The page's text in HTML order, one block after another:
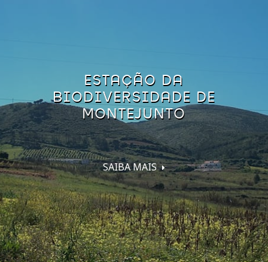
ESTAÇÃO DA
BIODIVERSIDADE DE
MONTEJUNTO
SAIBA MAIS